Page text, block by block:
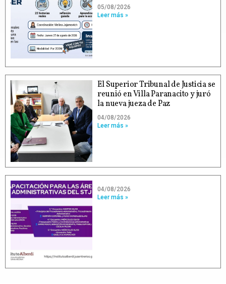
05/08/2026
Leer más »
El Superior Tribunal de Justicia se
reunió en Villa Paranacito y juró
la nueva jueza de Paz
04/08/2026
Leer más »
04/08/2026
Leer más »